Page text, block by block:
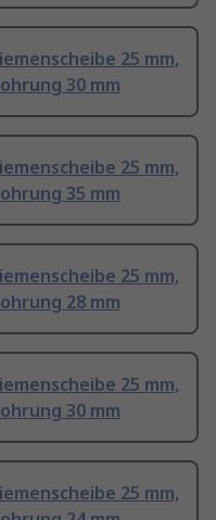
25 mm,
30 mm
25 mm,
35 mm
25 mm,
28 mm
25 mm,
30 mm
25 mm,